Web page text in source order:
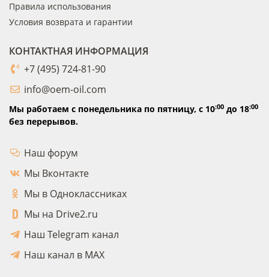
Правила использования
Условия возврата и гарантии
КОНТАКТНАЯ ИНФОРМАЦИЯ
+7 (495) 724-81-90
info@oem-oil.com
Мы работаем с понедельника по пятницу, с 10:00 до 18:00
без перерывов.
Наш форум
Мы Вконтакте
Мы в Одноклассниках
Мы на Drive2.ru
Наш Telegram канал
Наш канал в MAX